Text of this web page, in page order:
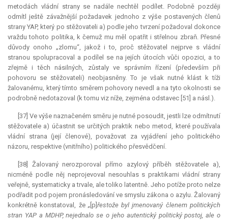
metodách vládní strany se nadále nechtěl podílet. Podobně později
odmítl ještě závažnější požadavek jednoho z výše postavených členů
strany YAP, který po stěžovateli a) podle jeho tvrzení požadoval dokonce
vraždu tohoto politika, k čemuž mu měl opatřit i střelnou zbraň. Přesné
důvody onoho „zlomu“, jakož i to, proč stěžovatel nejprve s vládní
stranou spolupracoval a podílel se na jejích útocích vůči opozici, a to
zřejmě i těch násilných, zůstaly ve správním řízení (především při
pohovoru se stěžovateli) neobjasněny. To je však nutné klást k tíži
žalovanému, který tímto směrem pohovory nevedl a na tyto okolnosti se
podrobně nedotazoval (k tomu viz níže, zejména odstavec [51] a násl.).
[37] Ve výše naznačeném směru je nutné posoudit, jestli lze odmítnutí
stěžovatele a) účastnit se určitých praktik nebo metod, které používala
vládní strana (její členové), považovat za vyjádření jeho politického
názoru, respektive (vnitřního) politického přesvědčení.
[38] Žalovaný nerozporoval přímo azylový příběh stěžovatele a),
nicméně podle něj neprojevoval nesouhlas s praktikami vládní strany
veřejně, systematicky a trvale, ale toliko latentně. Jeho potíže proto nelze
podřadit pod pojem pronásledování ve smyslu zákona o azylu. Žalovaný
konkrétně konstatoval, že „[p] řestože byl jmenovaný členem politických
stran YAP a MDHP, nejednalo se o jeho autentický politický postoj, ale o